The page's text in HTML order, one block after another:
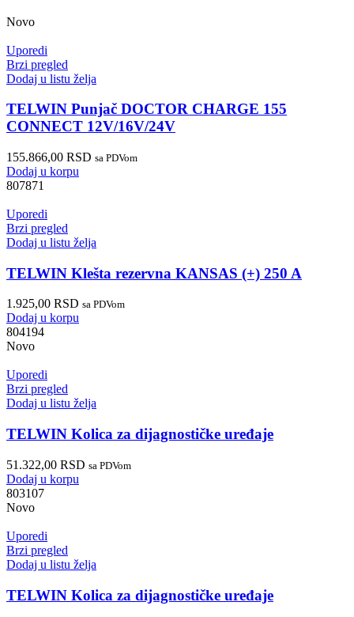
Novo
Uporedi
Brzi pregled
Dodaj u listu želja
TELWIN Punjač DOCTOR CHARGE 155
CONNECT 12V/16V/24V
155.866,00 RSD sa PDVom
Dodaj u korpu
807871
Uporedi
Brzi pregled
Dodaj u listu želja
TELWIN Klešta rezervna KANSAS (+) 250 A
1.925,00 RSD sa PDVom
Dodaj u korpu
804194
Novo
Uporedi
Brzi pregled
Dodaj u listu želja
TELWIN Kolica za dijagnostičke uređaje
51.322,00 RSD sa PDVom
Dodaj u korpu
803107
Novo
Uporedi
Brzi pregled
Dodaj u listu želja
TELWIN Kolica za dijagnostičke uređaje